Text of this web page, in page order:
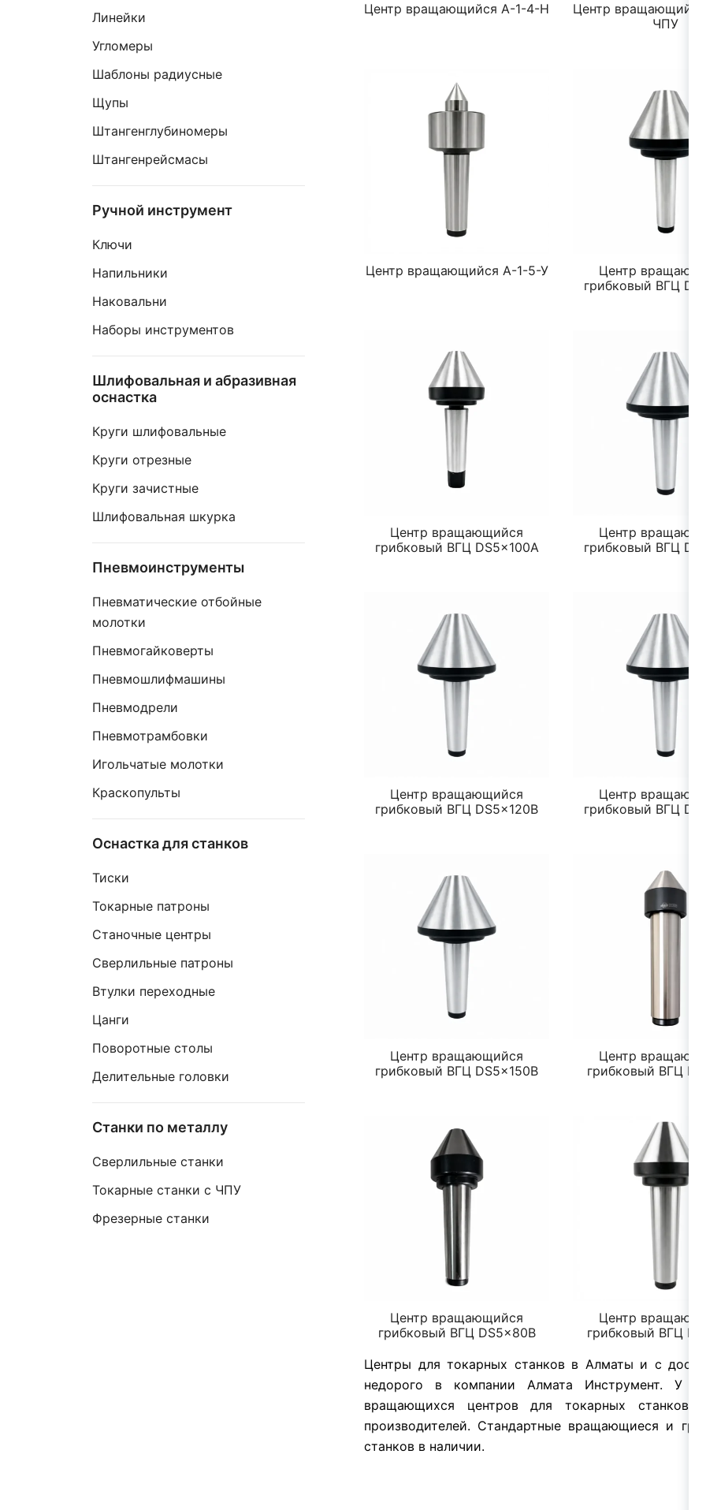
Центр вращающийся А-1-4-Н
Центр вращающийся
ЧПУ
Центр вращающийся А-1-5-У
Центр
грибковый ВГЦ
Центр вращающийся
грибковый ВГЦ DS5x100A
Центр
грибковый ВГЦ
Центр вращающийся
грибковый ВГЦ DS5x120B
Центр
грибковый ВГЦ
Центр вращающийся
грибковый ВГЦ DS5x150B
Центр
грибковый ВГЦ
Центр вращающийся
грибковый ВГЦ DS5x80B
Центр
грибковый ВГЦ
Центры для токарных станков в Алматы и с
недорого в компании Алмата Инструмент. У
вращающихся центров для токарных станков
производителей. Стандартные вращающиеся и
станков в наличии.
Линейки
Угломеры
Шаблоны радиусные
Щупы
Штангенглубиномеры
Штангенрейсмасы
Ручной инструмент
Ключи
Напильники
Наковальни
Наборы инструментов
Шлифовальная и абразивная
оснастка
Круги шлифовальные
Круги отрезные
Круги зачистные
Шлифовальная шкурка
Пневмоинструменты
Пневматические отбойные
молотки
Пневмогайковерты
Пневмошлифмашины
Пневмодрели
Пневмотрамбовки
Игольчатые молотки
Краскопульты
Оснастка для станков
Тиски
Токарные патроны
Станочные центры
Сверлильные патроны
Втулки переходные
Цанги
Поворотные столы
Делительные головки
Станки по металлу
Сверлильные станки
Токарные станки с ЧПУ
Фрезерные станки